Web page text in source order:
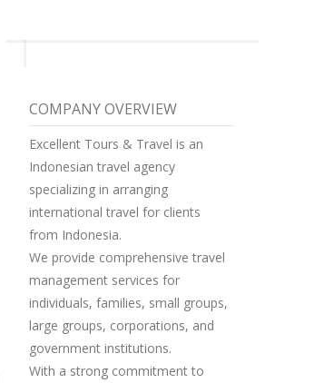
COMPANY OVERVIEW
Excellent Tours & Travel is an
Indonesian travel agency
specializing in arranging
international travel for clients
from Indonesia.
We provide comprehensive travel
management services for
individuals, families, small groups,
large groups, corporations, and
government institutions.
With a strong commitment to